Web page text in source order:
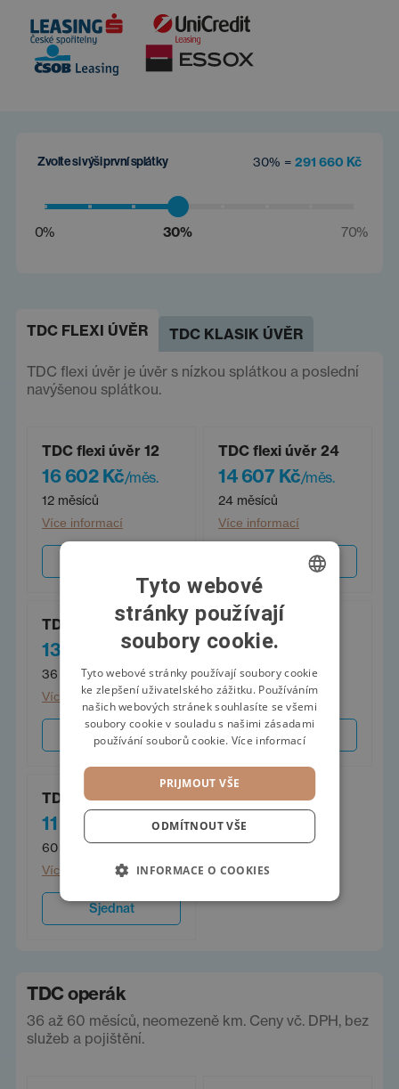
Zvolte si výši první splátky 30% = 291 660 Kč
0% 30% 70%
TDC FLEXI ÚVĚR TDC KLASIK ÚVĚR
TDC flexi úvěr je úvěr s nízkou splátkou a poslední
navýšenou splátkou.
TDC flexi úvěr 12
16 602 Kč/měs.
12 měsíců
Více informací
TDC flexi úvěr 24
14 607 Kč/měs.
24 měsíců
Více informací
Sjednat
TDC flexi úvěr 36
13 110 Kč /měs.
36 měsíců
Více informací
Sjednat
TDC flexi úvěr 48
12 253 Kč
48 měsíců
Více informací
Sjednat
TDC flexi úvěr 60
11 225 Kč /měs.
60 měsíců
Více informací
Sjednat
TDC operák
36 až 60 měsíců, neomezeně km. Ceny vč. DPH, bez
služeb a pojištění.
CZECH
SWEDISH
POLISH
GERMAN
Tyto webové
stránky používají
soubory cookie.
Tyto webové stránky používají soubory cookie
ke zlepšení uživatelského zážitku. Používáním
našich webových stránek souhlasíte se všemi
soubory cookie v souladu s našimi zásadami
používání souborů cookie. Více informací
PRIJMOUT VŠE
ODMÍTNOUT VŠE
INFORMACE O COOKIES